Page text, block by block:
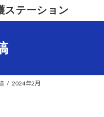
ステーション
2024年2月